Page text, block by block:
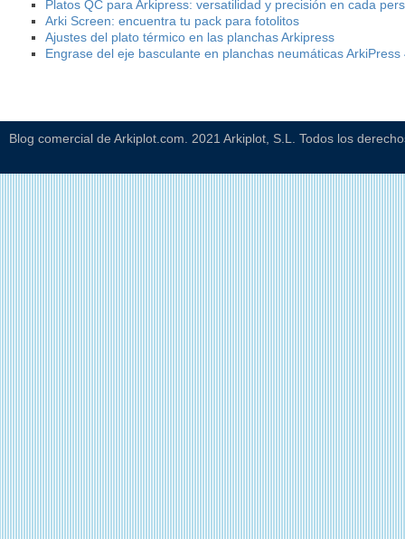
Platos QC para Arkipress: versatilidad y precisión en cada
Arki Screen: encuentra tu pack para fotolitos
Ajustes del plato térmico en las planchas Arkipress
Engrase del eje basculante en planchas neumáticas ArkiPress
Blog comercial de Arkiplot.com. 2021 Arkiplot, S.L. Todos los